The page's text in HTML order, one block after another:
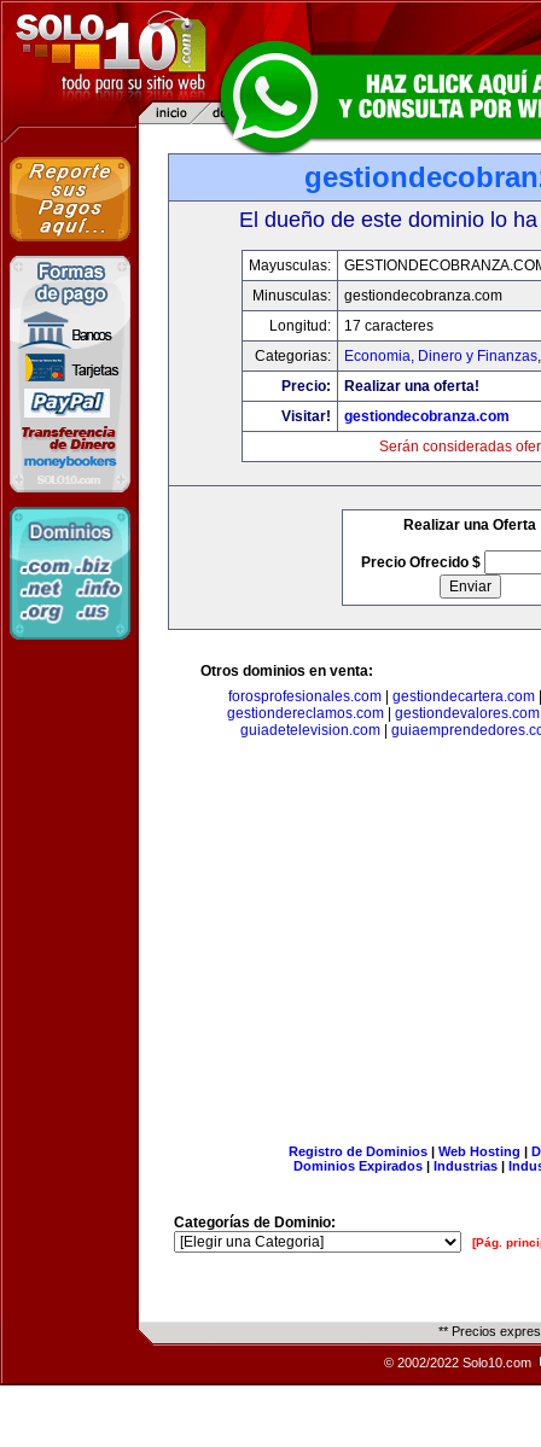
El dueño de este dominio lo
Mayusculas:
Minusculas:
gestiondecobranza.com
Longitud:
17 caracteres
Categorias:
Economia, Dinero y Finanzas
Precio:
Realizar una oferta!
Visitar!
gestiondecobranza.com
Serán consideradas
Realizar una Oferta
Precio Ofrecido $
Otros dominios en venta:
forosprofesionales.com
gestiondecartera.com
gestiondereclamos.com| gestiondevalores.com
guiadetelevision.com
Registro de Dominios| Web Hosting |
Dominios Expirados | Industrias |
Categorías de Dominio:
[Pág.
** Precios
© 2002/2022 Solo10.com